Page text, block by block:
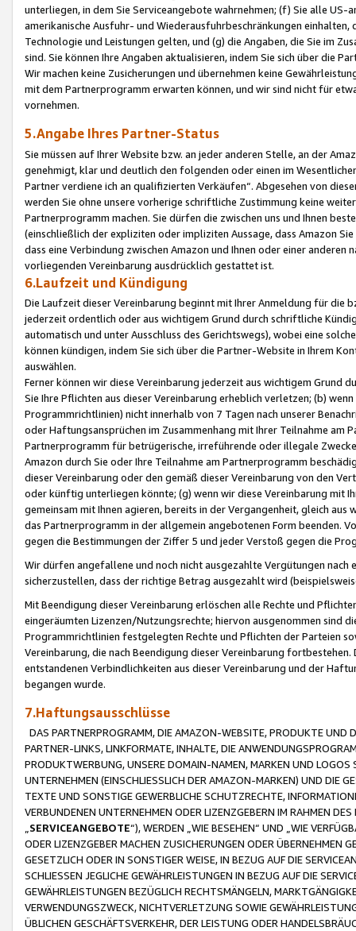
unterliegen, in dem Sie Serviceangebote wahrnehmen; (f) Sie alle
amerikanische Ausfuhr- und Wiederausfuhrbeschränkungen
Technologie und Leistungen gelten, und (g) die Angaben, die Sie im
sind. Sie können Ihre Angaben aktualisieren, indem Sie sich über die
Wir machen keine Zusicherungen und übernehmen keine
mit dem Partnerprogramm erwarten können, und wir sind nicht für
vornehmen.
5.Angabe Ihres Partner-Status
Sie müssen auf Ihrer Website bzw. an jeder anderen Stelle, an der
genehmigt, klar und deutlich den folgenden oder einen im
Partner verdiene ich an qualifizierten Verkäufen“. Abgesehen von
werden Sie ohne unsere vorherige schriftliche Zustimmung keine
Partnerprogramm machen. Sie dürfen die zwischen uns und Ihnen
(einschließlich der expliziten oder impliziten Aussage, dass Amazon
dass eine Verbindung zwischen Amazon und Ihnen oder einer
vorliegenden Vereinbarung ausdrücklich gestattet ist.
6.Laufzeit und Kündigung
Die Laufzeit dieser Vereinbarung beginnt mit Ihrer Anmeldung für die
jederzeit ordentlich oder aus wichtigem Grund durch schriftliche
automatisch und unter Ausschluss des Gerichtswegs), wobei eine
können kündigen, indem Sie sich über die Partner-Website in Ihrem
auswählen.
Ferner können wir diese Vereinbarung jederzeit aus wichtigem Grund
Sie Ihre Pflichten aus dieser Vereinbarung erheblich verletzen; (b)
Programmrichtlinien) nicht innerhalb von 7 Tagen nach unserer
oder Haftungsansprüchen im Zusammenhang mit Ihrer Teilnahme am
Partnerprogramm für betrügerische, irreführende oder illegale
Amazon durch Sie oder Ihre Teilnahme am Partnerprogramm
dieser Vereinbarung oder den gemäß dieser Vereinbarung von den
oder künftig unterliegen könnte; (g) wenn wir diese Vereinbarung mit
gemeinsam mit Ihnen agieren, bereits in der Vergangenheit, gleich
das Partnerprogramm in der allgemein angebotenen Form beenden.
gegen die Bestimmungen der Ziffer 5 und jeder Verstoß gegen die
Wir dürfen angefallene und noch nicht ausgezahlte Vergütungen
sicherzustellen, dass der richtige Betrag ausgezahlt wird
Mit Beendigung dieser Vereinbarung erlöschen alle Rechte und
eingeräumten Lizenzen/Nutzungsrechte; hiervon ausgenommen sind
Programmrichtlinien festgelegten Rechte und Pflichten der Parteien
Vereinbarung, die nach Beendigung dieser Vereinbarung
entstandenen Verbindlichkeiten aus dieser Vereinbarung und der
begangen wurde.
7.Haftungsausschlüsse
DAS PARTNERPROGRAMM, DIE AMAZON-WEBSITE, PRODUKTE UND
PARTNER-LINKS, LINKFORMATE, INHALTE, DIE
PRODUKTWERBUNG, UNSERE DOMAIN-NAMEN, MARKEN UND
UNTERNEHMEN (EINSCHLIESSLICH DER AMAZON-MARKEN) UND DIE
TEXTE UND SONSTIGE GEWERBLICHE SCHUTZRECHTE,
VERBUNDENEN UNTERNEHMEN ODER LIZENZGEBERN IM RAHMEN
SERVICEANGEBOTE“), WERDEN „WIE BESEHEN“ UND „WIE
ODER LIZENZGEBER MACHEN ZUSICHERUNGEN ODER ÜBERNEHMEN
GESETZLICH ODER IN SONSTIGER WEISE, IN BEZUG AUF DIE
SCHLIESSEN JEGLICHE GEWÄHRLEISTUNGEN IN BEZUG AUF DIE
GEWÄHRLEISTUNGEN BEZÜGLICH RECHTSMÄNGELN,
VERWENDUNGSZWECK, NICHTVERLETZUNG SOWIE
ÜBLICHEN GESCHÄFTSVERKEHR, DER LEISTUNG ODER